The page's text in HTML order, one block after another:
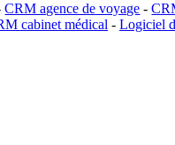
CRM agence de voyage -
cabinet médical- Logiciel